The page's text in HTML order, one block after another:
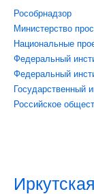
Рособрнадзор
Министерство
Национальные
Федеральный
Федеральный
Государственный
Российское